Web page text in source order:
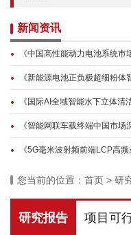
新闻资讯
《中国高性能动力电池系统
《新能源电池正负极超细粉
《国际AI全域智能水下立体
《智能网联车载终端中国市场
《5G毫米波射频前端LCP高
您当前的位置： 首页 > 研
研究报告 项目可